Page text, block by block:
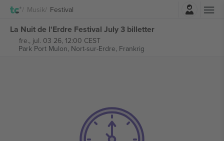
Musik Festival
La Nuit de l'Erdre Festival July 3 billetter
fre., jul. 03 26, 12:00 CEST
Park Port Mulon, Nort-sur-Erdre, Frankrig